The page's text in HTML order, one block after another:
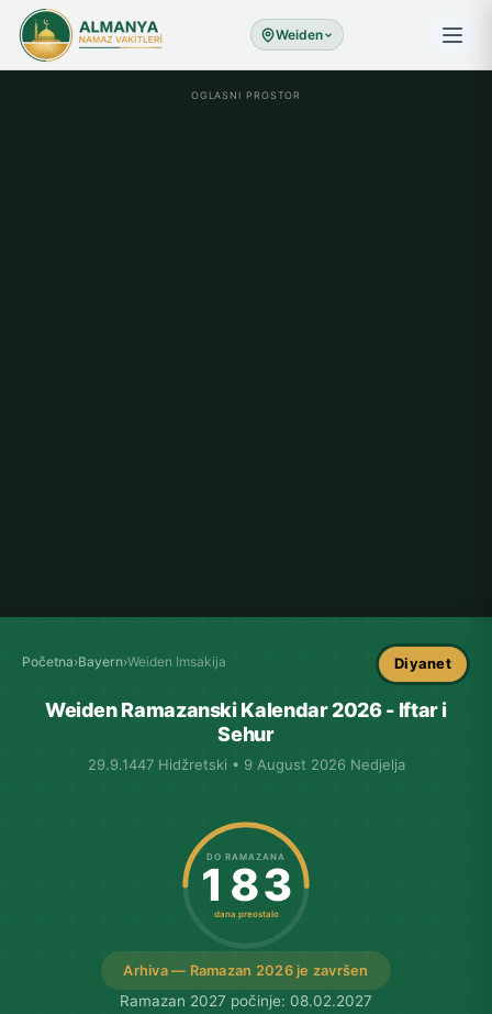
Weiden
OGLASNI PROSTOR
Početna›Bayern›Weiden Imsakija Diyanet
Weiden Ramazanski Kalendar 2026 - Iftar i
Sehur
29.9.1447 Hidžretski • 9 August 2026 Nedjelja
Arhiva — Ramazan 2026 je završen
DO RAMAZANA
183
dana preostalo
Ramazan 2027 počinje: 08.02.2027